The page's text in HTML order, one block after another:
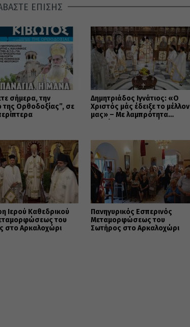
ΕΠΙΣΗΣ
σήμερα, την
της Ορθοδοξίας”, σε
Δημητριάδος Ιγνάτιος: «Ο
Χριστός μάς έδειξε το μέλλον
μας» – Με λαμπρότητα
Ιερού Καθεδρικού
του
στο Αρκαλοχώρι
Πανηγυρικός Εσπερινός
Μεταμορφώσεως του
Σωτήρος στο Αρκαλοχώρι